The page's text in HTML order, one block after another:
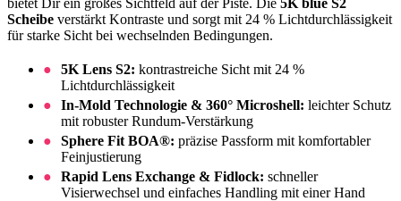
bietet Dir ein großes Sichtfeld auf der Piste. Die 5K blue S2
Scheibe verstärkt Kontraste und sorgt mit 24 % Lichtdurchlässigkeit
für starke Sicht bei wechselnden Bedingungen.
5K Lens S2: kontrastreiche Sicht mit 24 %
Lichtdurchlässigkeit
In-Mold Technologie & 360° Microshell: leichter Schutz
mit robuster Rundum-Verstärkung
Sphere Fit BOA®: präzise Passform mit komfortabler
Feinjustierung
Rapid Lens Exchange & Fidlock: schneller
Visierwechsel und einfaches Handling mit einer Hand